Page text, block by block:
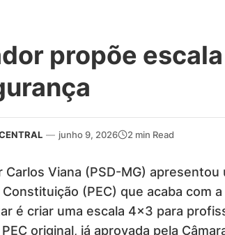
propõe
— junho 9, 2026 2 min Read
Carlos Viana (PSD-MG)
Constituição (PEC) que acaba com
é criar uma escala 4×3 para
original, já aprovada pela